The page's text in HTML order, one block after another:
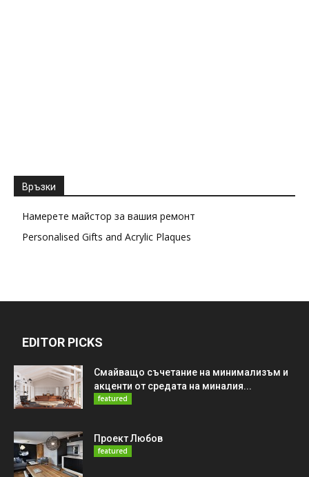
Връзки
Намерете майстор за вашия ремонт
Personalised Gifts and Acrylic Plaques
EDITOR PICKS
Смайващо съчетание на минимализъм и
акценти от средата на миналия...
featured
Проект Любов
featured